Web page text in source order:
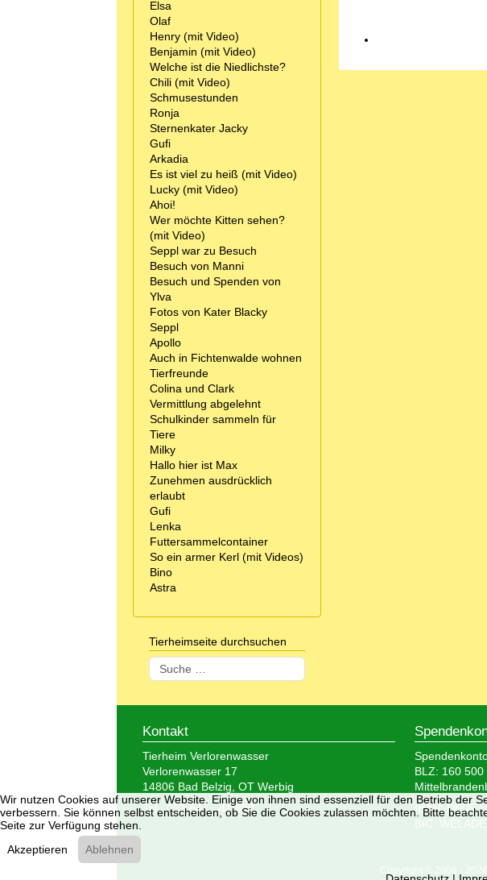
Elsa
Olaf
Henry (mit Video)
Benjamin (mit Video)
Welche ist die Niedlichste?
Chili (mit Video)
Schmusestunden
Ronja
Sternenkater Jacky
Gufi
Arkadia
Es ist viel zu heiß (mit Video)
Lucky (mit Video)
Ahoi!
Wer möchte Kitten sehen?
(mit Video)
Seppl war zu Besuch
Besuch von Manni
Besuch und Spenden von
Ylva
Fotos von Kater Blacky
Seppl
Apollo
Auch in Fichtenwalde wohnen
Tierfreunde
Colina und Clark
Vermittlung abgelehnt
Schulkinder sammeln für
Tiere
Milky
Hallo hier ist Max
Zunehmen ausdrücklich
erlaubt
Gufi
Lenka
Futtersammelcontainer
So ein armer Kerl (mit Videos)
Bino
Astra
Tierheimseite durchsuchen
Suchen
Kontakt
Tierheim Verlorenwasser
Verlorenwasser 17
14806 Bad Belzig, OT Werbig
Tel.: 033 847 - 41 890
BLZ: 160 500
IBAN: DE05
BIC:
Copyright © 2008 -
Wir nutzen Cookies auf unserer Website. Einige von ihnen sind essenziell für den Betrieb der
verbessern. Sie können selbst entscheiden, ob Sie die Cookies zulassen möchten. Bitte
Seite zur Verfügung stehen.
Akzeptieren
Ablehnen